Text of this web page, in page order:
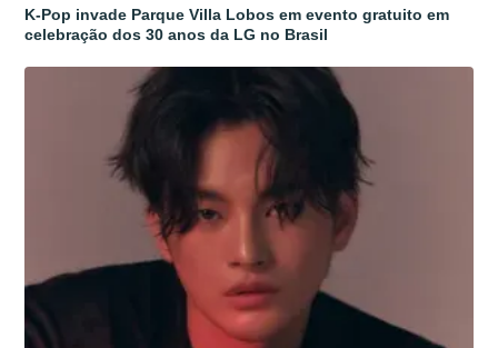
K-Pop invade Parque Villa Lobos em evento gratuito em
celebração dos 30 anos da LG no Brasil